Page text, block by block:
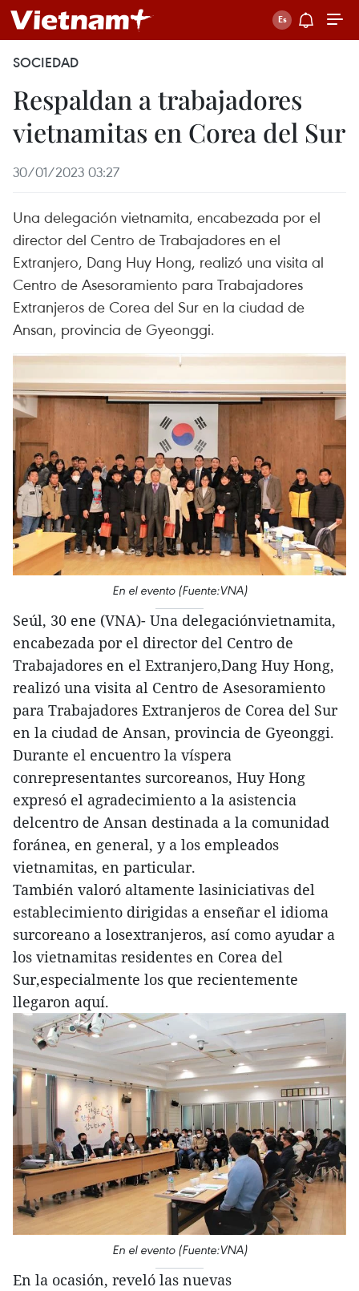
SOCIEDAD
Respaldan a trabajadores
vietnamitas en Corea del Sur
30/01/2023 03:27
Una delegación vietnamita, encabezada por el
director del Centro de Trabajadores en el
Extranjero, Dang Huy Hong, realizó una visita al
Centro de Asesoramiento para Trabajadores
Extranjeros de Corea del Sur en la ciudad de
Ansan, provincia de Gyeonggi.
En el evento (Fuente:VNA)
Seúl, 30 ene (VNA)- Una delegaciónvietnamita,
encabezada por el director del Centro de
Trabajadores en el Extranjero,Dang Huy Hong,
realizó una visita al Centro de Asesoramiento
para Trabajadores Extranjeros de Corea del Sur
en la ciudad de Ansan, provincia de Gyeonggi.
Durante el encuentro la víspera
conrepresentantes surcoreanos, Huy Hong
expresó el agradecimiento a la asistencia
delcentro de Ansan destinada a la comunidad
foránea, en general, y a los empleados
vietnamitas, en particular.
También valoró altamente lasiniciativas del
establecimiento dirigidas a enseñar el idioma
surcoreano a losextranjeros, así como ayudar a
los vietnamitas residentes en Corea del
Sur,especialmente los que recientemente
llegaron aquí.
En el evento (Fuente:VNA)
En la ocasión, reveló las nuevas